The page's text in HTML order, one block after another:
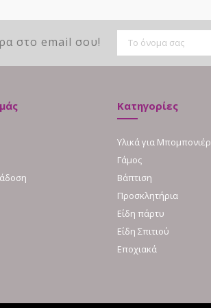
στο email σου!
Κατηγορίες
Υλικά για
Γάμος
Βάπτιση
Προσκλητήρια
Είδη πάρτυ
Είδη Σπιτιού
Εποχιακά